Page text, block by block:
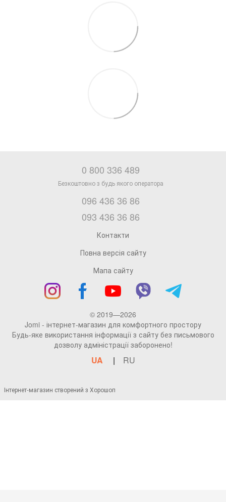
0 800 336 489
096 436 36 86
093 436 36 86
Контакти
Повна версія сайту
Мапа сайту
© 2019—2026
Jomi - інтернет-магазин для комфортного простору
Будь-яке використання інформації з сайту без письмового
дозволу адміністрації заборонено!
UA RU
Інтернет-магазин створений з Хорошоп